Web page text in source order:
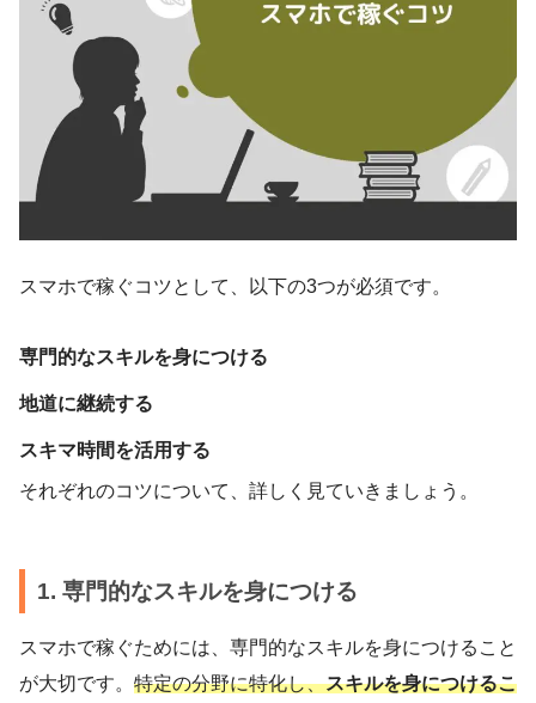
スマホで稼ぐコツとして、以下の3つが必須です。
専門的なスキルを身につける
地道に継続する
スキマ時間を活用する
それぞれのコツについて、詳しく見ていきましょう。
1. 専門的なスキルを身につける
スマホで稼ぐためには、専門的なスキルを身につけること
が大切です。 特定の分野に特化し、スキルを身につけるこ